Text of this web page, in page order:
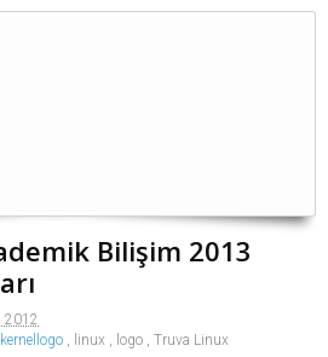
Bilişim 2013
2012
kernellogo , linux , logo , Truva Linux